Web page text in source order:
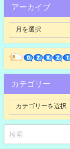
アーカイブ
カテゴリー